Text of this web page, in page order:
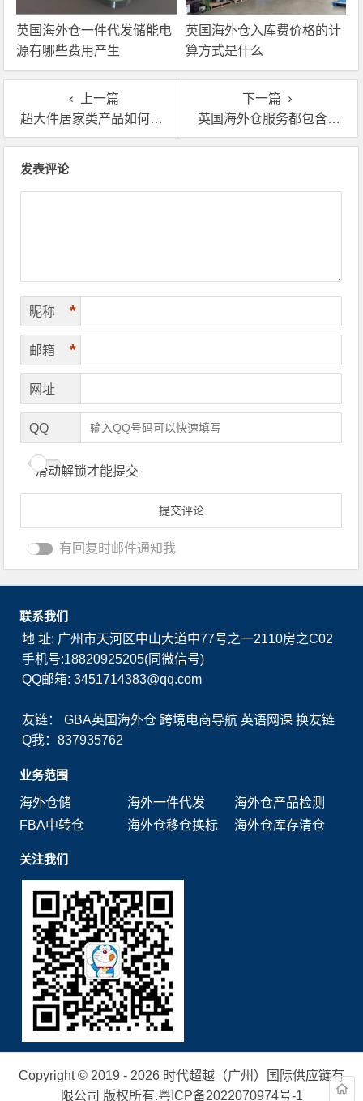
英国海外仓一件代发储能电
源有哪些费用产生
英国海外仓入库费价格的计
算方式是什么
上一篇
超大件居家类产品如何出口到英国?英国海外仓家具代发
下一篇
英国海外仓服务都包含哪些？海外仓服务商费用多少？
发表评论
昵称 *
邮箱 *
网址
QQ
滑动解锁才能提交
有回复时邮件通知我
联系我们
地 址: 广州市天河区中山大道中77号之一2110房之C02
手机号:18820925205(同微信号)
QQ邮箱: 3451714383@qq.com
友链：GBA英国海外仓 跨境电商导航 英语网课 换友链
Q我：837935762
业务范围
海外仓储
海外一件代发
海外仓产品检测
FBA中转仓
海外仓移仓换标 海外仓库存清仓
关注我们
Copyright © 2019 - 2026 时代超越（广州）国际供应链有
限公司 版权所有.粤ICP备2022070974号-1